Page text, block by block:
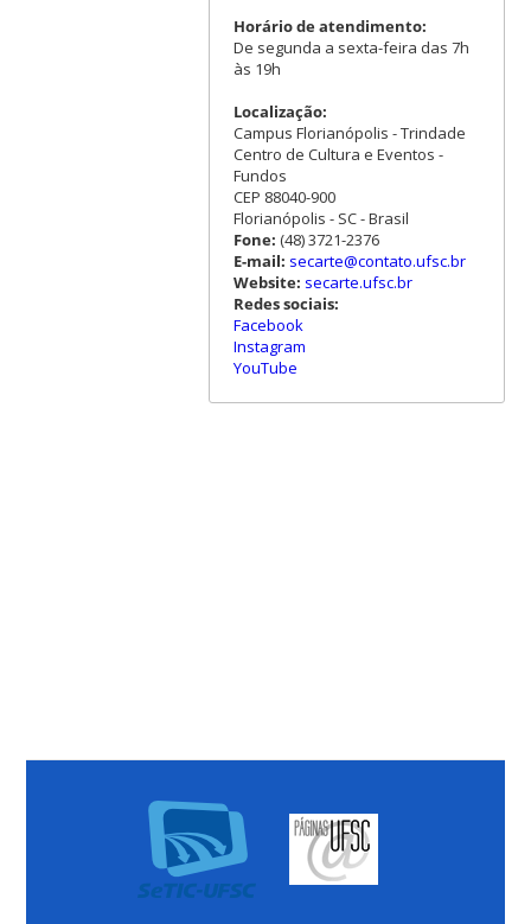
Horário de atendimento:
De segunda a sexta-feira das 7h
às 19h
Localização:
Campus Florianópolis - Trindade
Centro de Cultura e Eventos -
Fundos
CEP 88040-900
Florianópolis - SC - Brasil
Fone: (48) 3721-2376
E-mail: secarte@contato.ufsc.br
Website: secarte.ufsc.br
Redes sociais:
Facebook
Instagram
YouTube